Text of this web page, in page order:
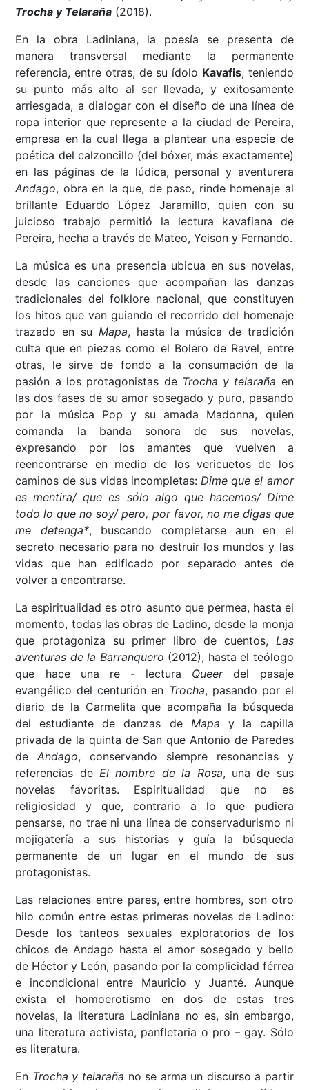
Trocha y Telaraña (2018).
En la obra Ladiniana, la poesía se presenta de
manera transversal mediante la permanente
referencia, entre otras, de su ídolo Kavafis, teniendo
su punto más alto al ser llevada, y exitosamente
arriesgada, a dialogar con el diseño de una línea de
ropa interior que represente a la ciudad de Pereira,
empresa en la cual llega a plantear una especie de
poética del calzoncillo (del bóxer, más exactamente)
en las páginas de la lúdica, personal y aventurera
Andago, obra en la que, de paso, rinde homenaje al
brillante Eduardo López Jaramillo, quien con su
juicioso trabajo permitió la lectura kavafiana de
Pereira, hecha a través de Mateo, Yeison y Fernando.
La música es una presencia ubicua en sus novelas,
desde las canciones que acompañan las danzas
tradicionales del folklore nacional, que constituyen
los hitos que van guiando el recorrido del homenaje
trazado en su Mapa, hasta la música de tradición
culta que en piezas como el Bolero de Ravel, entre
otras, le sirve de fondo a la consumación de la
pasión a los protagonistas de Trocha y telaraña en
las dos fases de su amor sosegado y puro, pasando
por la música Pop y su amada Madonna, quien
comanda la banda sonora de sus novelas,
expresando por los amantes que vuelven a
reencontrarse en medio de los vericuetos de los
caminos de sus vidas incompletas:Dime que el amor
es mentira/ que es sólo algo que hacemos/ Dime
todo lo que no soy/ pero, por favor, no me digas que
me detenga*, buscando completarse aun en el
secreto necesario para no destruir los mundos y las
vidas que han edificado por separado antes de
volver a encontrarse.
La espiritualidad es otro asunto que permea, hasta el
momento, todas las obras de Ladino, desde la monja
que protagoniza su primer libro de cuentos, Las
aventuras de la Barranquero (2012), hasta el teólogo
que hace una re - lectura Queerdel pasaje
evangélico del centurión en Trocha, pasando por el
diario de la Carmelita que acompaña la búsqueda
del estudiante de danzas de Mapa y la capilla
privada de la quinta de San que Antonio de Paredes
deAndago, conservando siempre resonancias y
referencias deEl nombre de la Rosa, una de sus
novelas favoritas. Espiritualidad que no es
religiosidad y que, contrario a lo que pudiera
pensarse, no trae ni una línea de conservadurismo ni
mojigatería a sus historias y guía la búsqueda
permanente de un lugar en el mundo de sus
protagonistas.
Las relaciones entre pares, entre hombres, son otro
hilo común entre estas primeras novelas de Ladino:
Desde los tanteos sexuales exploratorios de los
chicos de Andago hasta el amor sosegado y bello
de Héctor y León, pasando por la complicidad férrea
e incondicional entre Mauricio y Juanté. Aunque
exista el homoerotismo en dos de estas tres
novelas, la literatura Ladiniana no es, sin embargo,
una literatura activista, panfletaria o pro – gay. Sólo
es literatura.
En Trocha y telaraña no se arma un discurso a partir